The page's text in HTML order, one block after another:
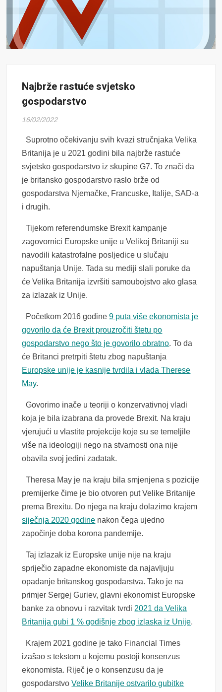
Najbrže rastuće svjetsko
gospodarstvo
16/02/2022
Suprotno očekivanju svih kvazi stručnjaka Velika
Britanija je u 2021 godini bila najbrže rastuće
svjetsko gospodarstvo iz skupine G7. To znači da
je britansko gospodarstvo raslo brže od
gospodarstva Njemačke, Francuske, Italije, SAD-a
i drugih.
Tijekom referendumske Brexit kampanje
zagovornici Europske unije u Velikoj Britaniji su
navodili katastrofalne posljedice u slučaju
napuštanja Unije. Tada su mediji slali poruke da
će Velika Britanija izvršiti samoubojstvo ako glasa
za izlazak iz Unije.
Početkom 2016 godine9 puta više ekonomista je
govorilo da će Brexit prouzročiti štetu po
gospodarstvo nego što je govorilo obratno. To da
će Britanci pretrpiti štetu zbog napuštanja
Europske unije je kasnije tvrdila i vlada Therese
May.
Govorimo inače u teoriji o konzervativnoj vladi
koja je bila izabrana da provede Brexit. Na kraju
vjerujući u vlastite projekcije koje su se temeljile
više na ideologiji nego na stvarnosti ona nije
obavila svoj jedini zadatak.
Theresa May je na kraju bila smjenjena s pozicije
premijerke čime je bio otvoren put Velike Britanije
prema Brexitu. Do njega na kraju dolazimo krajem
siječnja 2020 godine nakon čega ujedno
započinje doba korona pandemije.
Taj izlazak iz Europske unije nije na kraju
spriječio zapadne ekonomiste da najavljuju
opadanje britanskog gospodarstva. Tako je na
primjer Sergej Guriev, glavni ekonomist Europske
banke za obnovu i razvitak tvrdi 2021 da Velika
Britanija gubi 1 % godišnje zbog izlaska iz Unije.
Krajem 2021 godine je tako Financial Times
izašao s tekstom u kojemu postoji konsenzus
ekonomista. Riječ je o konsenzusu da je
gospodarstvoVelike Britanije ostvarilo gubitke